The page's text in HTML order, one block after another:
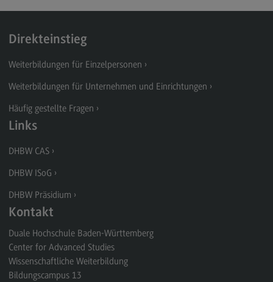
Direkteinstieg
Weiterbildungen für Einzelpersonen
Weiterbildungen für Unternehmen und Einrichtungen
Häufig gestellte Fragen
Links
DHBW CAS
DHBW ISoG
DHBW Präsidium
Kontakt
Duale Hochschule Baden-Württemberg
Center for Advanced Studies
Wissenschaftliche Weiterbildung
Bildungscampus 13